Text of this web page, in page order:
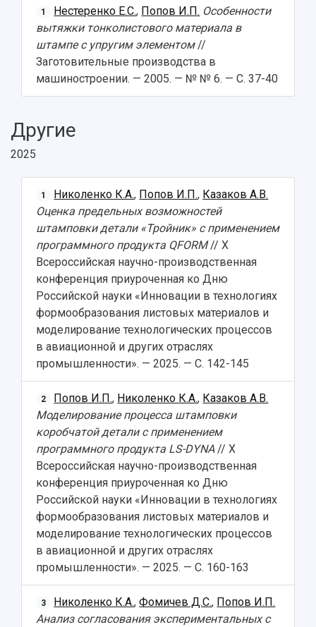
1 Нестеренко Е.С., Попов И.П. Особенности
вытяжки тонколистового материала в
штампе с упругим элементом//
Заготовительные производства в
машиностроении. — 2005. — № № 6. — С. 37-40
Другие
2025
1 Николенко К.А., Попов И.П., Казаков А.В.
Оценка предельных возможностей
штамповки детали «Тройник» с применением
программного продукта QFORM// X
Всероссийская научно-производственная
конференция приуроченная ко Дню
Российской науки «Инновации в технологиях
формообразования листовых материалов и
моделирование технологических процессов
в авиационной и других отраслях
промышленности». — 2025. — С. 142-145
2 Попов И.П., Николенко К.А., Казаков А.В.
Моделирование процесса штамповки
коробчатой детали с применением
программного продукта LS-DYNA// X
Всероссийская научно-производственная
конференция приуроченная ко Дню
Российской науки «Инновации в технологиях
формообразования листовых материалов и
моделирование технологических процессов
в авиационной и других отраслях
промышленности». — 2025. — С. 160-163
3 Николенко К.А.,Фомичев Д.С., Попов И.П.
Анализ согласования экспериментальных с